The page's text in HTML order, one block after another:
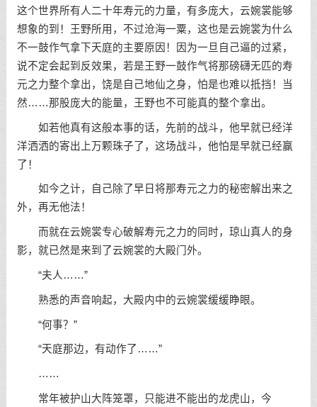
这个世界所有人二十年寿元的力量，有多庞大，云婉裳能够
想象的到！王野所用，不过沧海一粟，这也是云婉裳为什么
不一鼓作气拿下天庭的主要原因！因为一旦自己逼的过紧，
说不定会起到反效果，若是王野一鼓作气将那磅礴无匹的寿
元之力整个拿出，饶是自己地仙之身，怕是也难以抵挡！当
然……那股庞大的能量，王野也不可能真的整个拿出。
如若他真有这般本事的话，先前的战斗，他早就已经洋
洋洒洒的寄出上万颗珠子了，这场战斗，他怕是早就已经赢
了！
如今之计，自己除了早日将那寿元之力的秘密解出来之
外，再无他法！
而就在云婉裳专心破解寿元之力的同时，琼山真人的身
影，就已然是来到了云婉裳的大殿门外。
“夫人……”
熟悉的声音响起，大殿内中的云婉裳缓缓睁眼。
“何事？”
“天庭那边，有动作了……”
……
常年被护山大阵笼罩，只能进不能出的龙虎山，今